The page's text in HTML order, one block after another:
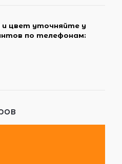
и цвет уточняйте у
по телефонам: